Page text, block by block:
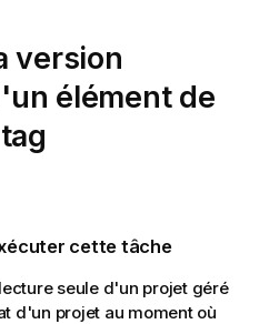
version
élément de
cette tâche
seule d'un projet géré
d'un projet au moment où